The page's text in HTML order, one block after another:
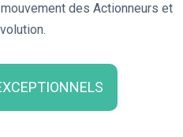
des Actionneurs et